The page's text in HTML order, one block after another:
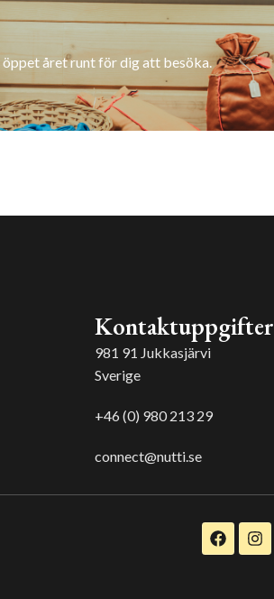
året runt för dig att besöka.
Kontaktuppgifter
981 91 Jukkasjärvi
Sverige
+46 (0) 980 213 29
connect@nutti.se